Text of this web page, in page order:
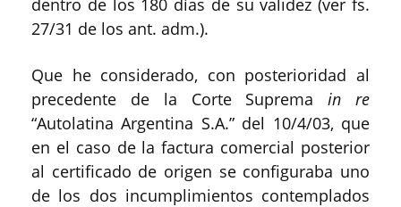
dentro de los 180 días de su validez (ver fs.
27/31 de los ant. adm.).
Que he considerado, con posterioridad al
precedente de la Corte Supremain re
“Autolatina Argentina S.A.” del 10/4/03, que
en el caso de la factura comercial posterior
al certificado de origen se configuraba uno
de los dos incumplimientos contemplados